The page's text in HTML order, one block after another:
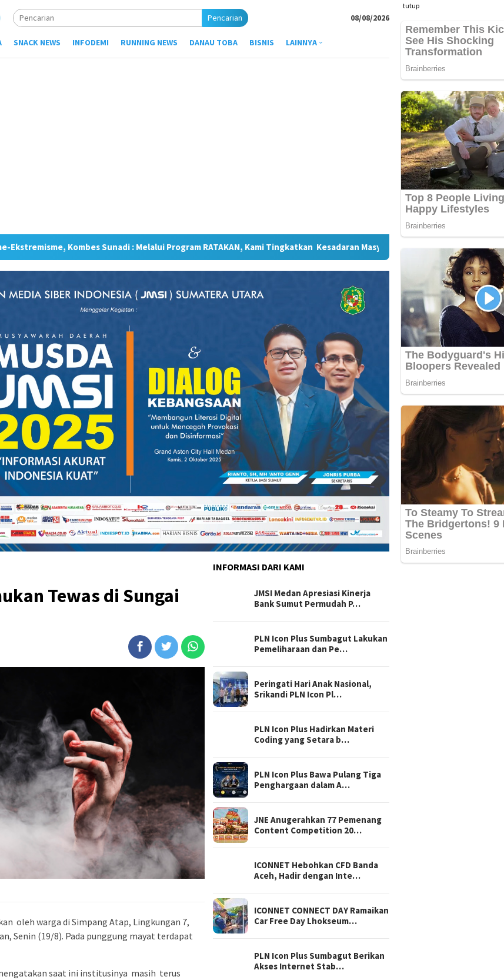
tutup
Pencarian 08/08/2026
SNACK NEWS INFODEMI RUNNING NEWS DANAU TOBA BISNIS LAINNYA
: Melalui Program RATAKAN, Kami Tingkatkan Kesadaran Masyarakat Indosat Catat Pertumbuhan Trafik Data
Tewas di Sungai
oleh warga di Simpang Atap, Lingkungan 7,
Senin (19/8). Pada punggung mayat terdapat
saat ini institusinya masih terus
INFORMASI DARI KAMI
JMSI Medan Apresiasi Kinerja
Bank Sumut Permudah P…
PLN Icon Plus Sumbagut Lakukan
Pemeliharaan dan Pe…
Peringati Hari Anak Nasional,
Srikandi PLN Icon Pl…
PLN Icon Plus Hadirkan Materi
Coding yang Setara b…
PLN Icon Plus Bawa Pulang Tiga
Penghargaan dalam A…
JNE Anugerahkan 77 Pemenang
Content Competition 20…
ICONNET Hebohkan CFD Banda
Aceh, Hadir dengan Inte…
ICONNET CONNECT DAY Ramaikan
Car Free Day Lhokseum…
PLN Icon Plus Sumbagut Berikan
Akses Internet Stab…